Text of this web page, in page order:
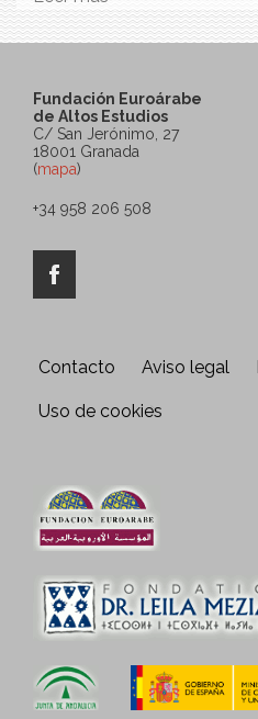
Granada
Fundación Euroárabe
de Altos Estudios
C/ San Jerónimo, 27
18001 Granada
(mapa)
+34 958 206 508
Contacto Aviso legal
Uso de cookies
Euroárabe